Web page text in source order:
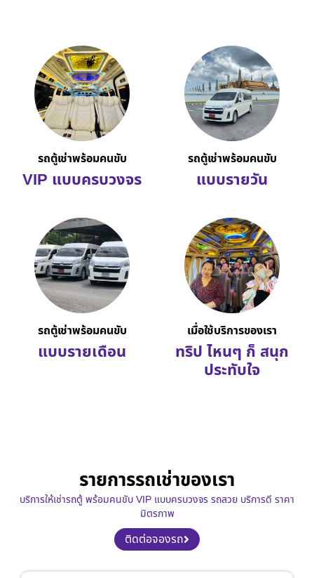
รถตู้เช่าพร้อมคนขับ
VIP แบบครบวงจร
รถตู้เช่าพร้อมคนขับ
แบบรายวัน
รถตู้เช่าพร้อมคนขับ
แบบรายเดือน
เมื่อใช้บริการของเรา
ทริป ไหนๆ ก็ สนุก
ประทับใจ
รายการรถเช่าของเรา
บริการให้เช่ารถตู้ พร้อมคนขับ VIP แบบครบวงจร รถสวย บริการดี ราคา
มิตรภาพ
ติดต่อจองรถ